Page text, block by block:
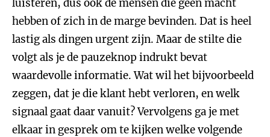
luisteren, dus ook de mensen die geen macht
hebben of zich in de marge bevinden. Dat is heel
lastig als dingen urgent zijn. Maar de stilte die
volgt als je de pauzeknop indrukt bevat
waardevolle informatie. Wat wil het bijvoorbeeld
zeggen, dat je die klant hebt verloren, en welk
signaal gaat daar vanuit? Vervolgens ga je met
elkaar in gesprek om te kijken welke volgende